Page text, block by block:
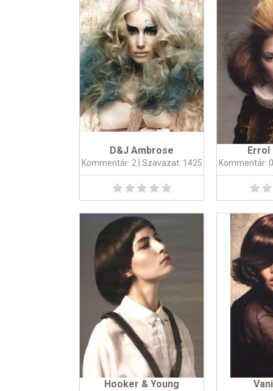
D&J Ambrose
Kommentár: 2 | Szavazat: 1425
Errol
Kommentár: 0
Hooker & Young